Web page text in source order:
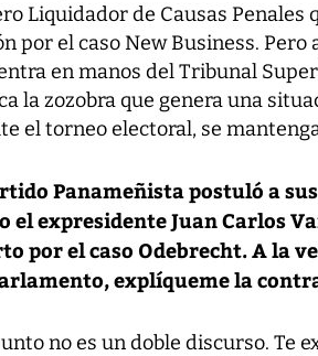
Liquidador de Causas Penales
por el caso New Business. Pero
en manos del Tribunal
la zozobra que genera una
el torneo electoral, se
Panameñista postuló a
el expresidente Juan Carlos
por el caso Odebrecht. A la
explíqueme la
no es un doble discurso. Te